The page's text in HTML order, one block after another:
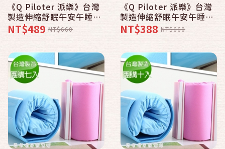
《Q Piloter 派樂》台灣
製造伸縮舒眠午安午睡枕
〈1入〉贈拉力繩X1 記憶
枕 兒童午安枕 辦公室午
NT$489 NT$660
《Q Piloter 派樂》台灣
製造伸縮舒眠午安午睡枕
〈1入〉記憶枕 兒童午安
枕 辦公室午安枕
NT$388 NT$660